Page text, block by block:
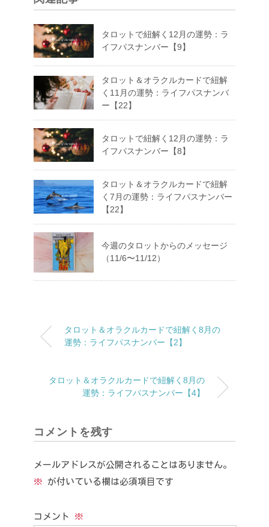
タロットで紐解く12月の運勢：ラ
イフパスナンバー【9】
タロット＆オラクルカードで紐解
く11月の運勢：ライフパスナンバ
ー【22】
タロットで紐解く12月の運勢：ラ
イフパスナンバー【8】
タロット＆オラクルカードで紐解
く7月の運勢：ライフパスナンバー
【22】
今週のタロットからのメッセージ
（11/6〜11/12）
タロット＆オラクルカードで紐解く8月の
運勢：ライフパスナンバー【2】
タロット＆オラクルカードで紐解く8月の
運勢：ライフパスナンバー【4】
コメントを残す
メールアドレスが公開されることはありません。
※ が付いている欄は必須項目です
コメント ※